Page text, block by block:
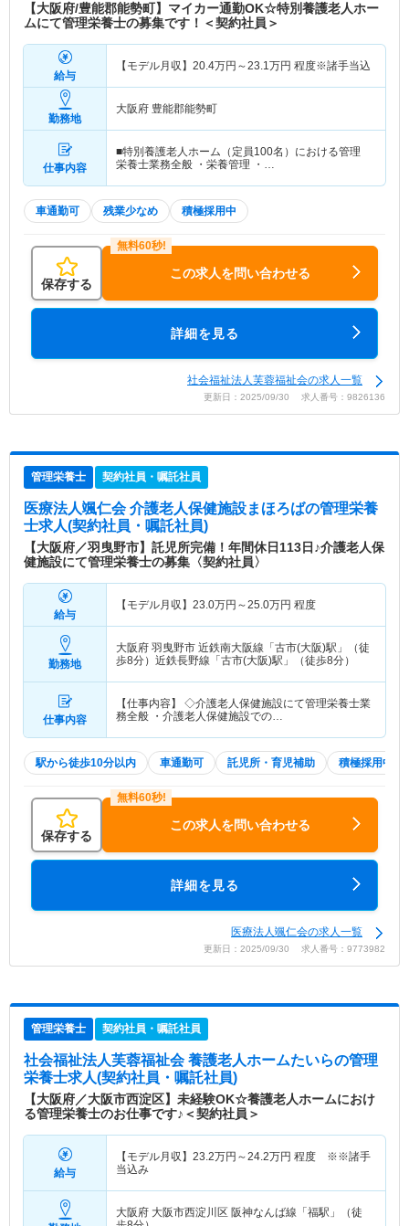
【大阪府/豊能郡能勢町】マイカー通勤OK☆特別養護老人ホー
ムにて管理栄養士の募集です！＜契約社員＞
給与
【モデル月収】 20.4万円～23.1万円 程度※諸手当込
勤務地
大阪府 豊能郡能勢町
仕事内容
■特別養護老人ホーム（定員100名）における管理
栄養士業務全般 ・栄養管理 ・…
車通勤可 残業少なめ 積極採用中
保存する
この求人を問い合わせる
詳細を見る
社会福祉法人芙蓉福祉会の求人一覧
更新日：2025/09/30 求人番号：9826136
管理栄養士 契約社員・嘱託社員
医療法人颯仁会 介護老人保健施設まほろばの管理栄養
士求人(契約社員・嘱託社員)
【大阪府／羽曳野市】託児所完備！年間休日113日♪介護老人保
健施設にて管理栄養士の募集〈契約社員〉
給与
【モデル月収】 23.0万円～25.0万円 程度
勤務地
大阪府 羽曳野市 近鉄南大阪線「古市(大阪)駅」（徒
歩8分）近鉄長野線「古市(大阪)駅」（徒歩8分）
仕事内容
【仕事内容】 ◇介護老人保健施設にて管理栄養士業
務全般 ・介護老人保健施設での…
駅から徒歩10分以内 車通勤可 託児所・育児補助 積極採用中
保存する
この求人を問い合わせる
詳細を見る
医療法人颯仁会の求人一覧
更新日：2025/09/30 求人番号：9773982
管理栄養士 契約社員・嘱託社員
社会福祉法人芙蓉福祉会 養護老人ホームたいらの管理
栄養士求人(契約社員・嘱託社員)
【大阪府／大阪市西淀区】未経験OK☆養護老人ホームにおけ
る管理栄養士のお仕事です♪＜契約社員＞
給与
【モデル月収】 23.2万円～24.2万円 程度 ※※諸手
当込み
大阪府 大阪市西淀川区 阪神なんば線「福駅」（徒